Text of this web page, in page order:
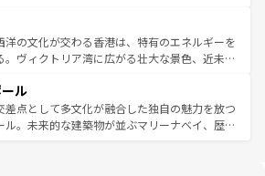
ーやバインミー、ベトナムコーヒーなどは、ぜ
わいたい。どの地域を訪れてもあたたかい人々
迎えてくれるので、きっと忘れられない旅にな
い。
差している。北部ではチェンマイなどの山岳地
触れ合い、南部ではプーケットやクラビの美し
リゾート気分を楽しむことができる。タイ料理
候は一年中温暖で、どの季節にも異なる楽しみ
る。親しみやすいタイの人々、仏教を中心とし
して多様な観光資源が、訪れる旅人を魅了し続
洋の文化が交わる香港は、特有のエネルギーを
。ヴィクトリア湾に広がる壮大な景色、近未来
訪れても感動するはず。観光スポットが密集し
率よく見どころを回れるのも魅力。息をのむよ
ら文化的な体験まで、香港を存分に楽しみ尽く
ル
差点として多文化が融合した独自の魅力を放つ
ル。未来的な建築物が並ぶマリーナベイ、歴史